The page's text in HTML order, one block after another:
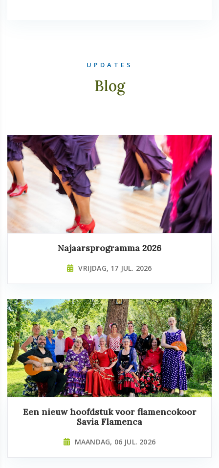
UPDATES
Blog
Najaarsprogramma 2026
VRIJDAG, 17 JUL. 2026
Een nieuw hoofdstuk voor flamencokoor
Savia Flamenca
MAANDAG, 06 JUL. 2026